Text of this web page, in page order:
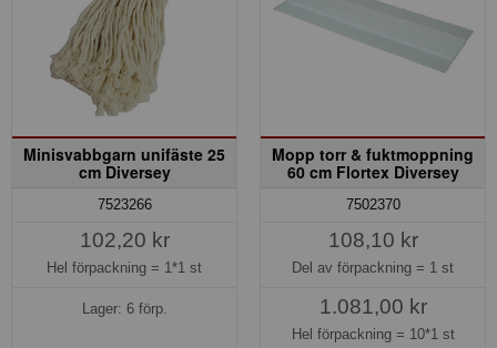
Minisvabbgarn unifäste 25
cm Diversey
7523266
102,20 kr
Hel förpackning = 1*1 st
Lager: 6 förp.
Mopp torr & fuktmoppning
60 cm Flortex Diversey
7502370
108,10 kr
Del av förpackning = 1 st
1.081,00 kr
Hel förpackning = 10*1 st